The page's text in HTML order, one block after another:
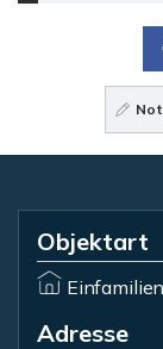
Objektart
Adresse